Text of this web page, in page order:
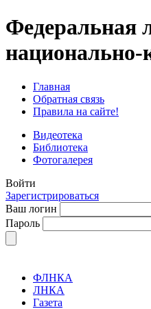
Федеральная
национально-
Главная
Обратная связь
Правила на сайте!
Видеотека
Библиотека
Фотогалерея
Войти
Зарегистрироваться
Ваш логин
Пароль
ФЛНКА
ЛНКА
Газета